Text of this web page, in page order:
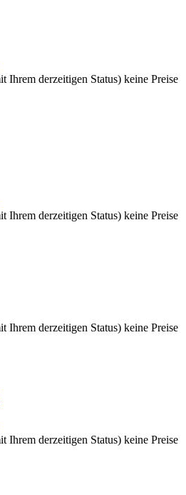
Ihrem derzeitigen Status) keine Preise
Ihrem derzeitigen Status) keine Preise
Ihrem derzeitigen Status) keine Preise
Ihrem derzeitigen Status) keine Preise